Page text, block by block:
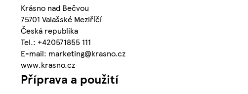
Krásno nad Bečvou
75701 Valašské Meziříčí
Česká republika
Tel.: +420571855 111
E-mail: marketing@krasno.cz
www.krasno.cz
Příprava a použití